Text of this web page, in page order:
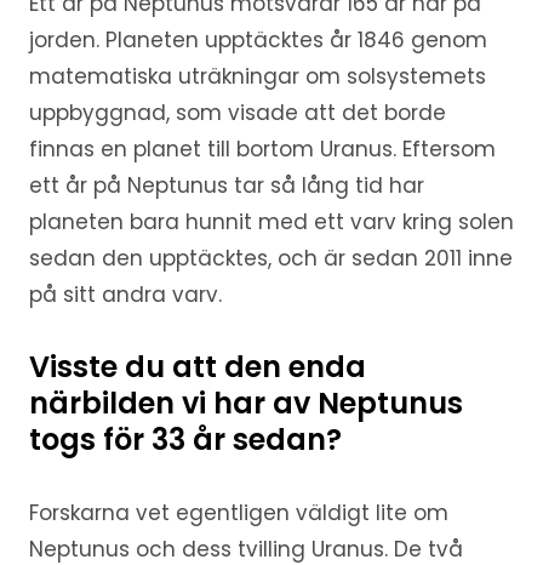
jorden. Planeten upptäcktes år 1846 genom
matematiska uträkningar om solsystemets
uppbyggnad, som visade att det borde
finnas en planet till bortom Uranus. Eftersom
ett år på Neptunus tar så lång tid har
planeten bara hunnit med ett varv kring solen
sedan den upptäcktes, och är sedan 2011 inne
på sitt andra varv.
Visste du att den enda
närbilden vi har av Neptunus
togs för 33 år sedan?
Forskarna vet egentligen väldigt lite om
Neptunus och dess tvilling Uranus. De två